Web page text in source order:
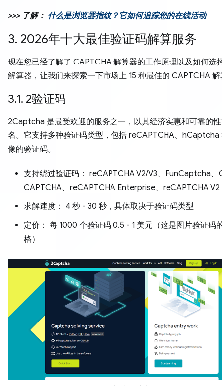
>>> 了解： 什么是浏览器指纹？它如何追踪您的在线活动
3. 2026年十大最佳验证码解算服务
现在您已经了解了 CAPTCHA 解算器的工作原理以及如何选
解算器，让我们来探索一下市场上 15 种最佳的 CAPTCHA
3.1. 2验证码
2Captcha 是最受欢迎的服务之一，以其经济实惠和可靠的
名。它支持多种验证码类型，包括 reCAPTCHA、hCaptcha
像的验证码。
支持绕过验证码： reCAPTCHA V2/V3、FunCaptcha、
CAPTCHA、reCAPTCHA Enterprise、reCAPTCHA V2
求解速度： 4 秒 - 30 秒，具体取决于验证码类型
定价： 每 1000 个验证码 0.5 - 1 美元（这是图片验证码
格）